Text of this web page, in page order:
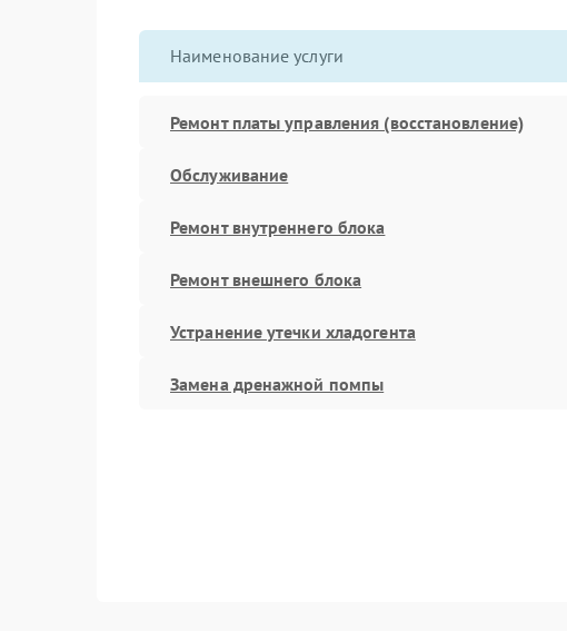
Наименование услуги
Ремонт платы управления (восстановление)
Обслуживание
Ремонт внутреннего блока
Ремонт внешнего блока
Устранение утечки хладогента
Замена дренажной помпы